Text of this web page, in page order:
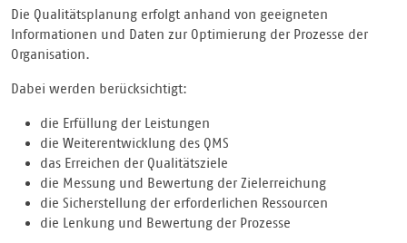
Die Qualitätsplanung erfolgt anhand von geeigneten
Informationen und Daten zur Optimierung der Prozesse der
Organisation.
Dabei werden berücksichtigt:
die Erfüllung der Leistungen
die Weiterentwicklung des QMS
das Erreichen der Qualitätsziele
die Messung und Bewertung der Zielerreichung
die Sicherstellung der erforderlichen Ressourcen
die Lenkung und Bewertung der Prozesse